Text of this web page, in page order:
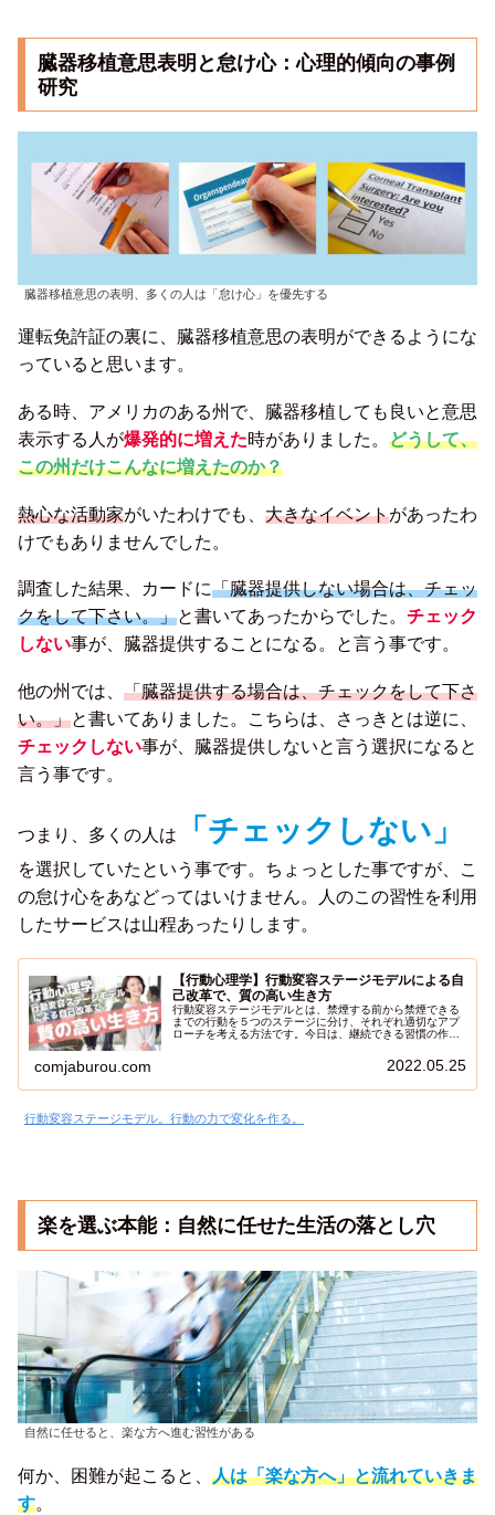
臓器移植意思表明と怠け心：心理的傾向の事例
研究
臓器移植意思の表明、多くの人は「怠け心」を優先する
運転免許証の裏に、臓器移植意思の表明ができるようにな
っていると思います。
ある時、アメリカのある州で、臓器移植しても良いと意思
表示する人が爆発的に増えた時がありました。 どうして、
この州だけこんなに増えたのか？
熱心な活動家がいたわけでも、 大きなイベントがあったわ
けでもありませんでした。
調査した結果、カードに「臓器提供しない場合は、チェッ
クをして下さい。」と書いてあったからでした。 チェック
しない事が、臓器提供することになる。と言う事です。
他の州では、 「臓器提供する場合は、チェックをして下さ
い。」と書いてありました。こちらは、さっきとは逆に、
チェックしない事が、臓器提供しないと言う選択になると
言う事です。
つまり、多くの人は 「チェックしない」
を選択していたという事です。ちょっとした事ですが、こ
の怠け心をあなどってはいけません。人のこの習性を利用
したサービスは山程あったりします。
【行動心理学】行動変容ステージモデルによる自
己改革で、質の高い生き方
行動変容ステージモデルとは、禁煙する前から禁煙できる
までの行動を５つのステージに分け、それぞれ適切なアプ
ローチを考える方法です。今日は、継続できる習慣の作り
動に対する考え方に関して記事にしたいと思います。
comjaburou.com 2022.05.25
行動変容ステージモデル。行動の力で変化を作る。
楽を選ぶ本能：自然に任せた生活の落とし穴
自然に任せると、楽な方へ進む習性がある
何か、困難が起こると、 人は「楽な方へ」と流れていきま
す。